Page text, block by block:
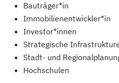
Bauträger*in
Immobilienentwickler*in
Investor*innen
Strategische
Stadt- und
Hochschulen